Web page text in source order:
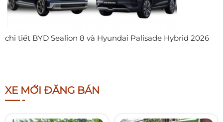
chi tiết BYD Sealion 8 và Hyundai Palisade Hybrid 2026
XE MỚI ĐĂNG BÁN